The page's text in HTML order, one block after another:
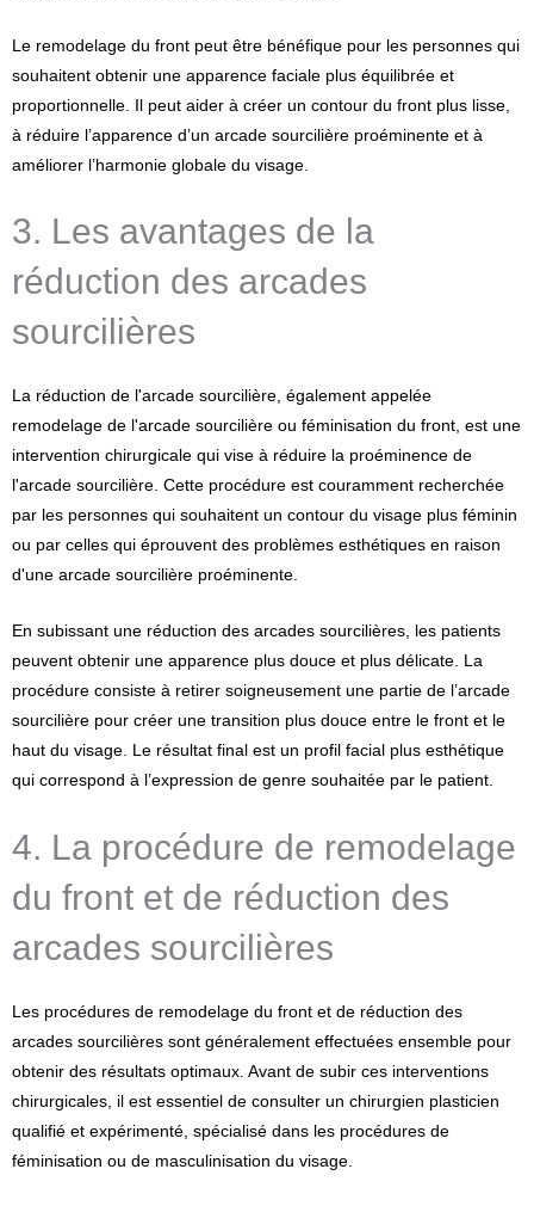
Le remodelage du front peut être bénéfique pour les personnes qui
souhaitent obtenir une apparence faciale plus équilibrée et
proportionnelle. Il peut aider à créer un contour du front plus lisse,
à réduire l’apparence d’un arcade sourcilière proéminente et à
améliorer l’harmonie globale du visage.
3. Les avantages de la
réduction des arcades
sourcilières
La réduction de l'arcade sourcilière, également appelée
remodelage de l'arcade sourcilière ou féminisation du front, est une
intervention chirurgicale qui vise à réduire la proéminence de
l'arcade sourcilière. Cette procédure est couramment recherchée
par les personnes qui souhaitent un contour du visage plus féminin
ou par celles qui éprouvent des problèmes esthétiques en raison
d'une arcade sourcilière proéminente.
En subissant une réduction des arcades sourcilières, les patients
peuvent obtenir une apparence plus douce et plus délicate. La
procédure consiste à retirer soigneusement une partie de l’arcade
sourcilière pour créer une transition plus douce entre le front et le
haut du visage. Le résultat final est un profil facial plus esthétique
qui correspond à l’expression de genre souhaitée par le patient.
4. La procédure de remodelage
du front et de réduction des
arcades sourcilières
Les procédures de remodelage du front et de réduction des
arcades sourcilières sont généralement effectuées ensemble pour
obtenir des résultats optimaux. Avant de subir ces interventions
chirurgicales, il est essentiel de consulter un chirurgien plasticien
qualifié et expérimenté, spécialisé dans les procédures de
féminisation ou de masculinisation du visage.